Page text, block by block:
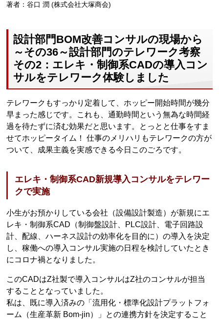
著者：谷口 潤 (株式会社大塚商会)
設計部門BOM改善コンサルの現場から
～その36～設計部門のテレワーク考察
その2：エレキ・制御系CADの導入コン
サルをテレワーク体験しました
テレワークもすっかり定着して、ホッピー開始時間が幾分
早まった感じです。これも、通勤時間という無為な時間経
過を待たずに済む効果だと思います。とっとと仕事をすま
せてホッピータイム！ 仕事のメリハリもテレワークの方が
ついて、成果主義を実感できる今日このごろです。
エレキ・制御系CAD新規導入コンサルをテレワー
クで実施
小生がお預かりしている会社（設備設計製造）が新規にエ
レキ・制御系CAD（制御盤設計、PLC設計、電子回路設
計、配線、ハーネス設計の効率化を目的に）の導入を決定
し、稼働への導入コンサル実施の日程を検討していたとき
にコロナ禍となりました。
このCADはZ社製で導入コンサルはZ社のコンサルが担当
することとなっていました。
私は、既に導入済みの「流用化・標準化設計プラットフォ
ーム（生産革新 Bom-jin）」との連携方針を決定すること